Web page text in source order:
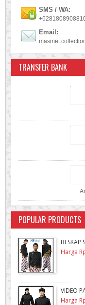
SMS / WA:
Email:
TRANSFER BANK
POPULAR PRODUCTS
BESKAP
Harga
VIDEO
Harga